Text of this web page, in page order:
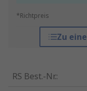
*Richtpreis
Zu
RS Best.-Nr.: